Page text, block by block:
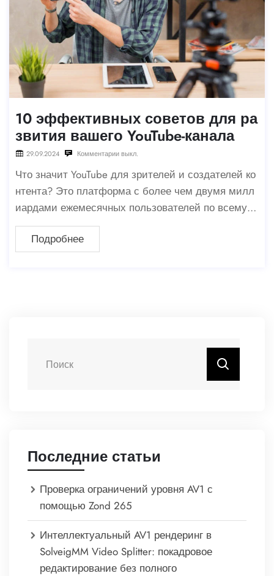
10 эффективных советов для ра
звития вашего YouTube-канала
29.09.2024 Комментарии выкл.
Что значит YouTube для зрителей и создателей ко
нтента? Это платформа с более чем двумя милл
иардами ежемесячных пользователей по всему м
иру и сотней миллионов подписчиков. Она охват
ывает большую, активную демографическую груп
пу, особенно в возрасте
Подробнее
Последние статьи
Проверка ограничений уровня AV1 с
помощью Zond 265
Интеллектуальный AV1 рендеринг в
SolveigMM Video Splitter: покадровое
редактирование без полного